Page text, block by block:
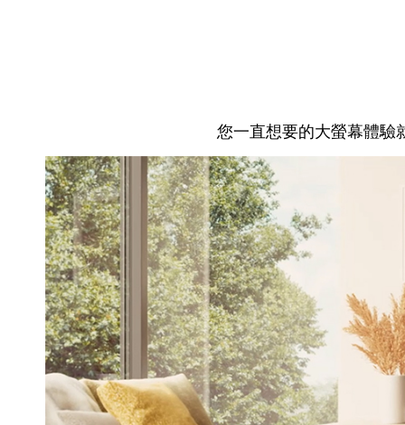
您一直想要的大螢幕體驗